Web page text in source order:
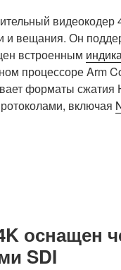
вещания. Он
встроенным
процессоре Arm
форматы сжатия
включая
оснащен
SDI